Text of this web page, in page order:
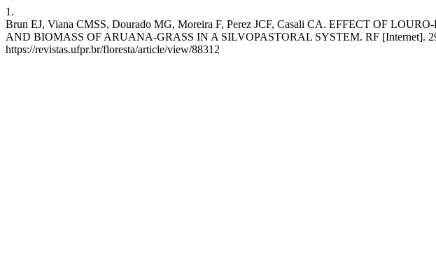
1.
Brun EJ, Viana CMSS, Dourado MG, Moreira F, Perez JCF, Casali CA. EFFECT OF
AND BIOMASS OF ARUANA-GRASS IN A SILVOPASTORAL SYSTEM. RF [Internet].
https://revistas.ufpr.br/floresta/article/view/88312